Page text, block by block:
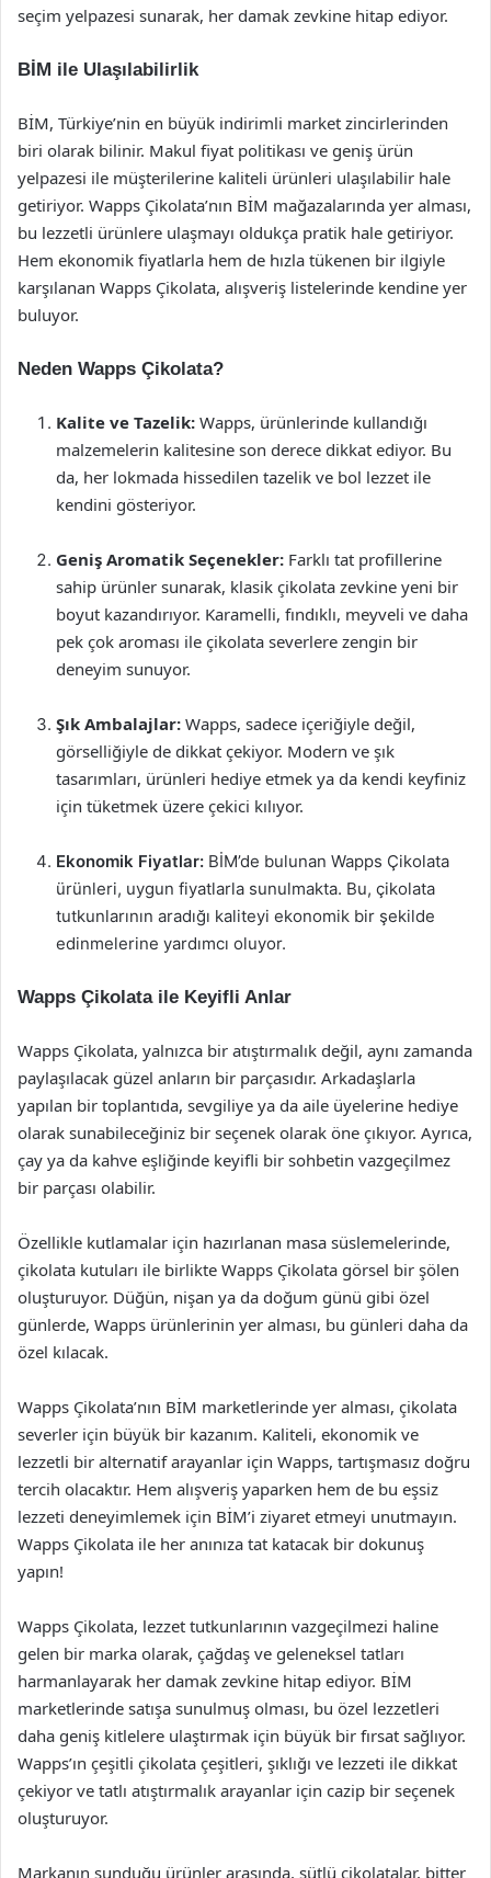
seçim yelpazesi sunarak, her damak zevkine hitap ediyor.
BİM ile Ulaşılabilirlik
BİM, Türkiye’nin en büyük indirimli market zincirlerinden
biri olarak bilinir. Makul fiyat politikası ve geniş ürün
yelpazesi ile müşterilerine kaliteli ürünleri ulaşılabilir hale
getiriyor. Wapps Çikolata’nın BİM mağazalarında yer alması,
bu lezzetli ürünlere ulaşmayı oldukça pratik hale getiriyor.
Hem ekonomik fiyatlarla hem de hızla tükenen bir ilgiyle
karşılanan Wapps Çikolata, alışveriş listelerinde kendine yer
buluyor.
Neden Wapps Çikolata?
Kalite ve Tazelik: Wapps, ürünlerinde kullandığı
malzemelerin kalitesine son derece dikkat ediyor. Bu
da, her lokmada hissedilen tazelik ve bol lezzet ile
kendini gösteriyor.
Geniş Aromatik Seçenekler: Farklı tat profillerine
sahip ürünler sunarak, klasik çikolata zevkine yeni bir
boyut kazandırıyor. Karamelli, fındıklı, meyveli ve daha
pek çok aroması ile çikolata severlere zengin bir
deneyim sunuyor.
Şık Ambalajlar: Wapps, sadece içeriğiyle değil,
görselliğiyle de dikkat çekiyor. Modern ve şık
tasarımları, ürünleri hediye etmek ya da kendi keyfiniz
için tüketmek üzere çekici kılıyor.
Ekonomik Fiyatlar: BİM’de bulunan Wapps Çikolata
ürünleri, uygun fiyatlarla sunulmakta. Bu, çikolata
tutkunlarının aradığı kaliteyi ekonomik bir şekilde
edinmelerine yardımcı oluyor.
Wapps Çikolata ile Keyifli Anlar
Wapps Çikolata, yalnızca bir atıştırmalık değil, aynı zamanda
paylaşılacak güzel anların bir parçasıdır. Arkadaşlarla
yapılan bir toplantıda, sevgiliye ya da aile üyelerine hediye
olarak sunabileceğiniz bir seçenek olarak öne çıkıyor. Ayrıca,
çay ya da kahve eşliğinde keyifli bir sohbetin vazgeçilmez
bir parçası olabilir.
Özellikle kutlamalar için hazırlanan masa süslemelerinde,
çikolata kutuları ile birlikte Wapps Çikolata görsel bir şölen
oluşturuyor. Düğün, nişan ya da doğum günü gibi özel
günlerde, Wapps ürünlerinin yer alması, bu günleri daha da
özel kılacak.
Wapps Çikolata’nın BİM marketlerinde yer alması, çikolata
severler için büyük bir kazanım. Kaliteli, ekonomik ve
lezzetli bir alternatif arayanlar için Wapps, tartışmasız doğru
tercih olacaktır. Hem alışveriş yaparken hem de bu eşsiz
lezzeti deneyimlemek için BİM’i ziyaret etmeyi unutmayın.
Wapps Çikolata ile her anınıza tat katacak bir dokunuş
yapın!
Wapps Çikolata, lezzet tutkunlarının vazgeçilmezi haline
gelen bir marka olarak, çağdaş ve geleneksel tatları
harmanlayarak her damak zevkine hitap ediyor. BİM
marketlerinde satışa sunulmuş olması, bu özel lezzetleri
daha geniş kitlelere ulaştırmak için büyük bir fırsat sağlıyor.
Wapps’ın çeşitli çikolata çeşitleri, şıklığı ve lezzeti ile dikkat
çekiyor ve tatlı atıştırmalık arayanlar için cazip bir seçenek
oluşturuyor.
Markanın sunduğu ürünler arasında, sütlü çikolatalar, bitter